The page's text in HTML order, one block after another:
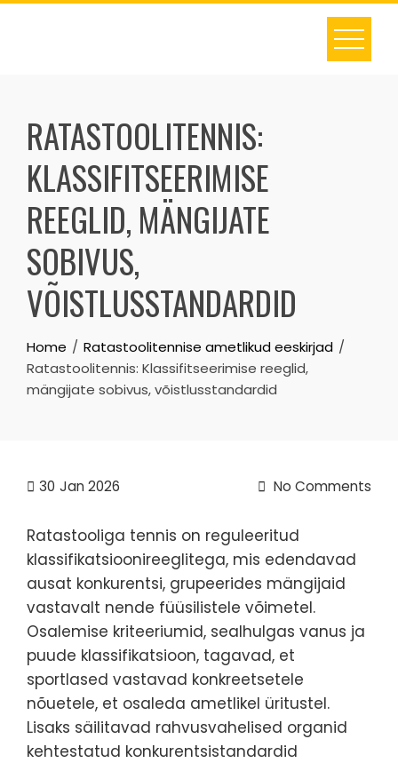
Skip
RATASTOOLITENNIS:
KLASSIFITSEERIMISE
REEGLID, MÄNGIJATE
SOBIVUS,
VÕISTLUSSTANDARDID
Home
Ratastoolitennise ametlikud eeskirjad
Ratastoolitennis: Klassifitseerimise reeglid,
mängijate sobivus, võistlusstandardid
30 Jan 2026 No Comments
Ratastooliga tennis on reguleeritud
klassifikatsioonireeglitega, mis edendavad
ausat konkurentsi, grupeerides mängijaid
vastavalt nende füüsilistele võimetel.
Osalemise kriteeriumid, sealhulgas vanus ja
puude klassifikatsioon, tagavad, et
sportlased vastavad konkreetsetele
nõuetele, et osaleda ametlikel üritustel.
Lisaks säilitavad rahvusvahelised organid
kehtestatud konkurentsistandardid